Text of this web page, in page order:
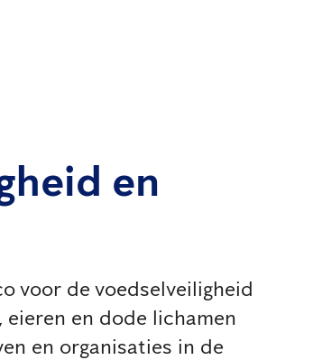
en
voor de voedselveiligheid
en dode lichamen
en organisaties in de